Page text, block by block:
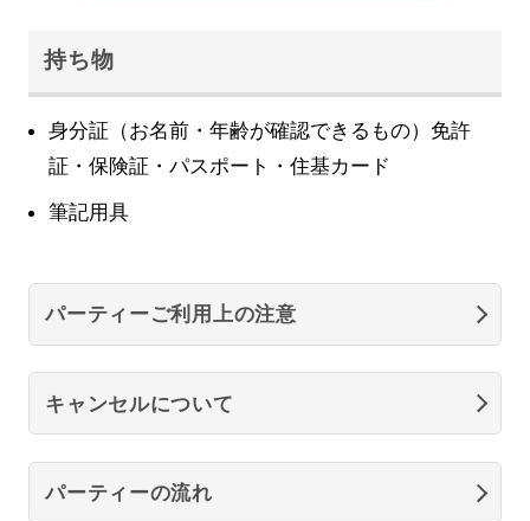
持ち物
身分証（お名前・年齢が確認できるもの）免許
証・保険証・パスポート・住基カード
筆記用具
パーティーご利用上の注意
キャンセルについて
パーティーの流れ